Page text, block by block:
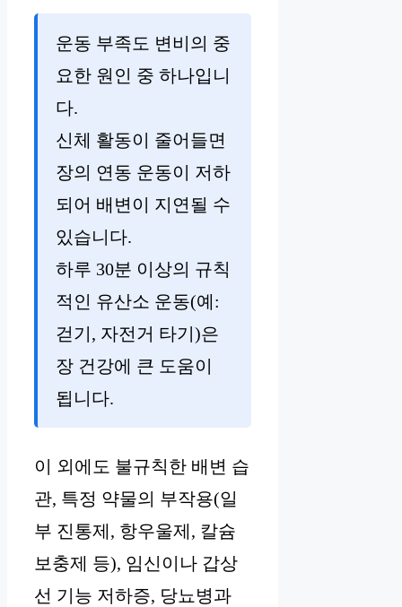
운동 부족도 변비의 중
요한 원인 중 하나입니
다.
신체 활동이 줄어들면
장의 연동 운동이 저하
되어 배변이 지연될 수
있습니다.
하루 30분 이상의 규칙
적인 유산소 운동(예:
걷기, 자전거 타기)은
장 건강에 큰 도움이
됩니다.
이 외에도 불규칙한 배변 습
관, 특정 약물의 부작용(일
부 진통제, 항우울제, 칼슘
보충제 등), 임신이나 갑상
선 기능 저하증, 당뇨병과